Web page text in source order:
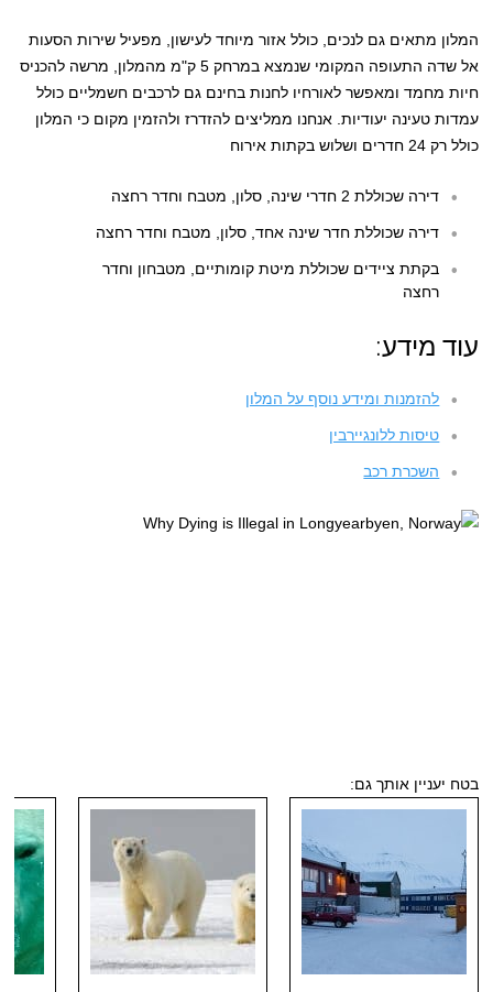
המלון מתאים גם לנכים, כולל אזור מיוחד לעישון, מפעיל שירות הסעות
אל שדה התעופה המקומי שנמצא במרחק 5 ק"מ מהמלון, מרשה להכניס
חיות מחמד ומאפשר לאורחיו לחנות בחינם גם לרכבים חשמליים כולל
עמדות טעינה יעודיות. אנחנו ממליצים להזדרז ולהזמין מקום כי המלון
כולל רק 24 חדרים ושלוש בקתות אירוח
דירה שכוללת 2 חדרי שינה, סלון, מטבח וחדר רחצה
דירה שכוללת חדר שינה אחד, סלון, מטבח וחדר רחצה
בקתת ציידים שכוללת מיטת קומותיים, מטבחון וחדר
רחצה
עוד מידע:
להזמנות ומידע נוסף על המלון
טיסות ללונגיירבין
השכרת רכב
בטח יעניין אותך גם: